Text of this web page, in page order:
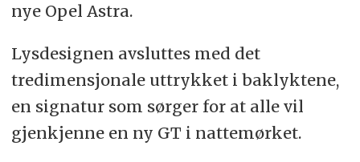
nye Opel Astra.
Lysdesignen avsluttes med det
tredimensjonale uttrykket i baklyktene,
en signatur som sørger for at alle vil
gjenkjenne en ny GT i nattemørket.